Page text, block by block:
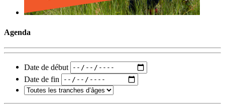
Agenda
Date de début
Date de fin